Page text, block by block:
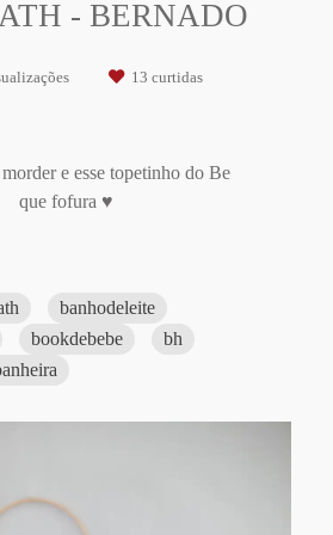
- BERNADO
13 curtidas
e esse topetinho do Be
que fofura ♥
banhodeleite
bookdebebe
bh